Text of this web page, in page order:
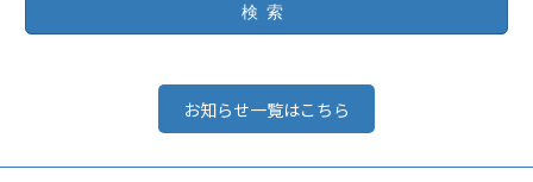
検索
お知らせ一覧はこちら